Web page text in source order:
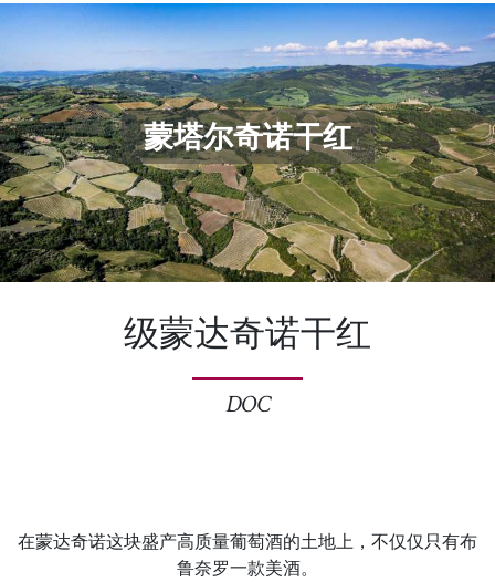
蒙塔尔奇诺干红
级蒙达奇诺干红
DOC
在蒙达奇诺这块盛产高质量葡萄酒的土地上，不仅仅只有布
鲁奈罗一款美酒。